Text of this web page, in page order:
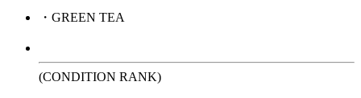
・GREEN TEA
(CONDITION RANK)